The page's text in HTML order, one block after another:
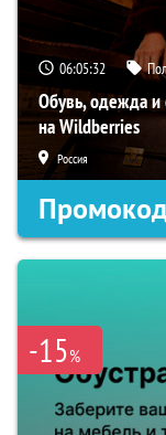
06:05:31
Обувь, одежда и
на Wildberries
Россия
-15%